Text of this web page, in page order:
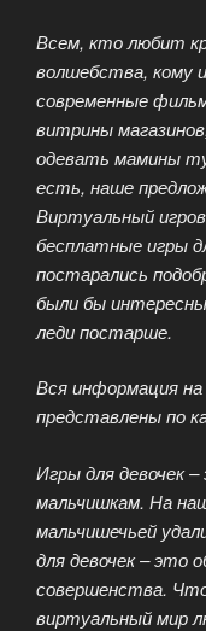
Всем, кто любит
волшебства, кому
современные
витрины
одевать мамины
есть, наше
Виртуальный
бесплатные игры
постарались
были бы
леди постарше.
Вся информация
представлены по
Игры для девочек
мальчишкам. На
мальчишечьей
для девочек – это
совершенства.
виртуальный мир